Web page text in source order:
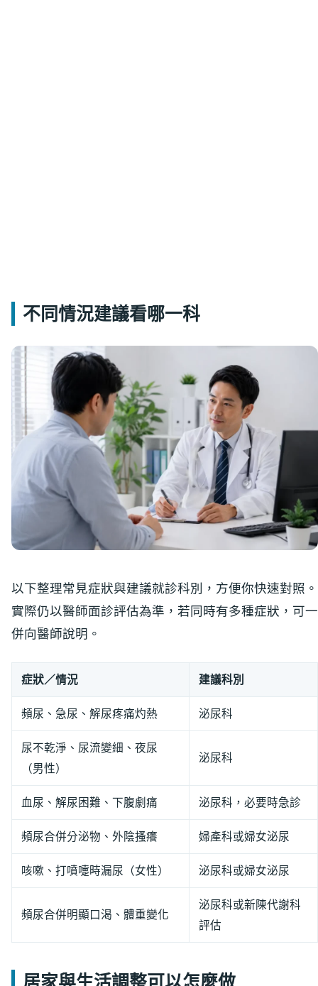
不同情況建議看哪一科
以下整理常見症狀與建議就診科別，方便你快速對照。
實際仍以醫師面診評估為準，若同時有多種症狀，可一
併向醫師說明。
症狀／情況 建議科別
頻尿、急尿、解尿疼痛灼熱 泌尿科
尿不乾淨、尿流變細、夜尿
（男性）
泌尿科
血尿、解尿困難、下腹劇痛 泌尿科，必要時急診
頻尿合併分泌物、外陰搔癢 婦產科或婦女泌尿
咳嗽、打噴嚏時漏尿（女性） 泌尿科或婦女泌尿
頻尿合併明顯口渴、體重變化
泌尿科或新陳代謝科
評估